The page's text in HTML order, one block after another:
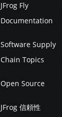
JFrog Fly
Documentation
Software Supply
Chain Topics
Open Source
JFrog 信頼性